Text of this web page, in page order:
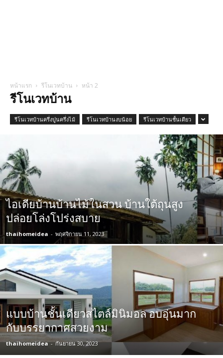
หน้าแรก รีโนเวทบ้าน หน้า 2
รีโนเวทบ้าน
รีโนเวทบ้านครึ่งปูนครึ่งไม้ รีโนเวทบ้านงบน้อย รีโนเวทบ้านชั้นเดียว
ไอเดียบ้านบ้านไม้ในสวน บ้านใต้ถุนสูง
ปล่อยโล่งโปร่งสบาย
thaihomeidea - พฤศจิกายน 11, 2023
แบบบ้านชั้นเดียวสไตล์มินิมอล อบอุ่นมาก
กับบรรยากาศสวยงาม
thaihomeidea - กันยายน 30, 2023